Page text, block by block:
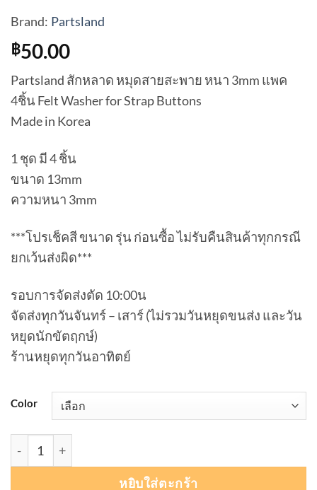
Brand: Partsland
฿50.00
Partsland สักหลาด หมุดสายสะพาย หนา 3mm แพค
4ชิ้น Felt Washer for Strap Buttons
Made in Korea
1 ชุด มี 4 ชิ้น
ขนาด 13mm
ความหนา 3mm
***โปรเช็คสี ขนาด รุ่น ก่อนซื้อ ไม่รับคืนสินค้าทุกกรณี
ยกเว้นส่งผิด***
รอบการจัดส่งตัด 10:00น
จัดส่งทุกวันจันทร์ – เสาร์ (ไม่รวมวันหยุดขนส่ง และวัน
หยุดนักขัตฤกษ์)
ร้านหยุดทุกวันอาทิตย์
Color
จำนวน Partsland สักหลาด หมุดสายสะพาย หนา 3mm แพค
หยิบใส่ตะกร้า